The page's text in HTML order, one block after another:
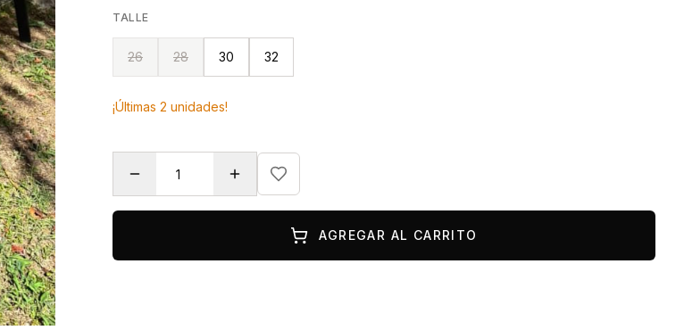
TALLE
26 28 30 32
¡Últimas 2 unidades!
AGREGAR AL CARRITO